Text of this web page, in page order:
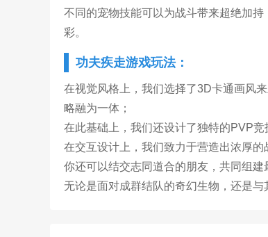
不同的宠物技能可以为战斗带来超绝加
彩。
功夫疾走游戏玩法：
在视觉风格上，我们选择了3D卡通画风
略融为一体；
在此基础上，我们还设计了独特的PVP
在交互设计上，我们致力于营造出浓厚的
你还可以结交志同道合的朋友，共同组建
无论是面对成群结队的奇幻生物，还是与